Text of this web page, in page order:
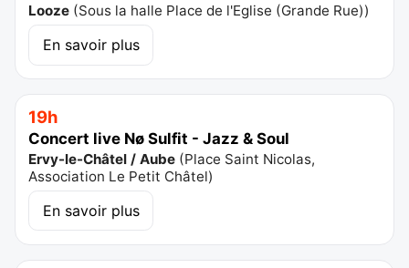
Looze (Sous la halle Place de l'Eglise (Grande Rue))
En savoir plus
19h
Concert live Nø Sulfit - Jazz & Soul
Ervy-le-Châtel / Aube (Place Saint Nicolas,
Association Le Petit Châtel)
En savoir plus